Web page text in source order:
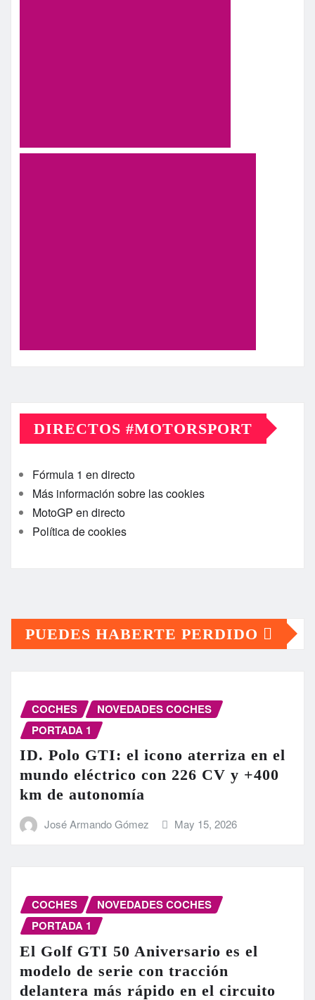
DIRECTOS #MOTORSPORT
Fórmula 1 en directo
Más información sobre las cookies
MotoGP en directo
Política de cookies
PUEDES HABERTE PERDIDO
COCHES
NOVEDADES COCHES
PORTADA 1
ID. Polo GTI: el icono aterriza en el
mundo eléctrico con 226 CV y +400
km de autonomía
José Armando Gómez May 15, 2026
COCHES
NOVEDADES COCHES
PORTADA 1
El Golf GTI 50 Aniversario es el
modelo de serie con tracción
delantera más rápido en el circuito